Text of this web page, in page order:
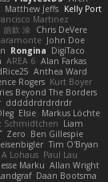
Matthew Jeffs Kelly Port
Martinez
皓欽 涂 Chris DeVere
John Doe
Rongina DigiTaco
AREA 6 Alan Farkas
Anthea Ward
Rogers Kurt Boyer
Beyond The Borders
dddddrdrdrdrdr
Elsie Markus Löchte
Schmidtchen Liam
Zero Ben Gillespie
Tim O'Bryan
Lohaus Paul Lau
Jesse Marku Allan Wright
Daan Bootsma